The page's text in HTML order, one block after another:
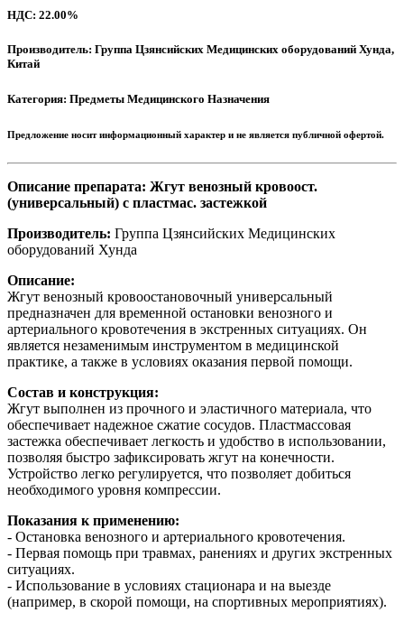
НДС: 22.00%
Производитель: Группа Цзянсийских Медицинских оборудований Хунда,
Китай
Категория: Предметы Медицинского Назначения
Предложение носит информационный характер и не является публичной офертой.
Описание препарата: Жгут венозный кровоост.
(универсальный) с пластмас. застежкой
Производитель: Группа Цзянсийских Медицинских
оборудований Хунда
Описание:
Жгут венозный кровоостановочный универсальный
предназначен для временной остановки венозного и
артериального кровотечения в экстренных ситуациях. Он
является незаменимым инструментом в медицинской
практике, а также в условиях оказания первой помощи.
Состав и конструкция:
Жгут выполнен из прочного и эластичного материала, что
обеспечивает надежное сжатие сосудов. Пластмассовая
застежка обеспечивает легкость и удобство в использовании,
позволяя быстро зафиксировать жгут на конечности.
Устройство легко регулируется, что позволяет добиться
необходимого уровня компрессии.
Показания к применению:
- Остановка венозного и артериального кровотечения.
- Первая помощь при травмах, ранениях и других экстренных
ситуациях.
- Использование в условиях стационара и на выезде
(например, в скорой помощи, на спортивных мероприятиях).